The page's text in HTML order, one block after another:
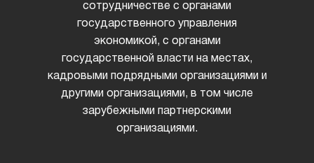
сотрудничестве с органами
государственного управления
экономикой, с органами
государственной власти на местах,
кадровыми подрядными организациями и
другими организациями, в том числе
зарубежными партнерскими
организациями.